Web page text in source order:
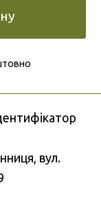
вул.